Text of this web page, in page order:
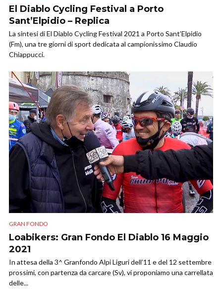
El Diablo Cycling Festival a Porto
Sant’Elpidio – Replica
La sintesi di El Diablo Cycling Festival 2021 a Porto Sant’Elpidio
(Fm), una tre giorni di sport dedicata al campionissimo Claudio
Chiappucci.
GRAN FONDO
Loabikers: Gran Fondo El Diablo 16 Maggio
2021
In attesa della 3^ Granfondo Alpi Liguri dell’11 e del 12 settembre
prossimi, con partenza da carcare (Sv), vi proponiamo una carrellata
delle...